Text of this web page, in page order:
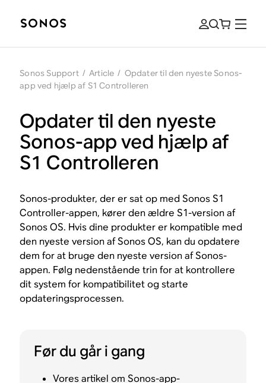
Sonos Support / Article / Opdater til den nyeste Sonos-
app ved hjælp af S1 Controlleren
Opdater til den nyeste
Sonos-app ved hjælp af
S1 Controlleren
Sonos-produkter, der er sat op med Sonos S1
Controller-appen, kører den ældre S1-version af
Sonos OS. Hvis dine produkter er kompatible med
den nyeste version af Sonos OS, kan du opdatere
dem for at bruge den nyeste version af Sonos-
appen. Følg nedenstående trin for at kontrollere
dit system for kompatibilitet og starte
opdateringsprocessen.
Før du går i gang
Voresartikel om Sonos-app-